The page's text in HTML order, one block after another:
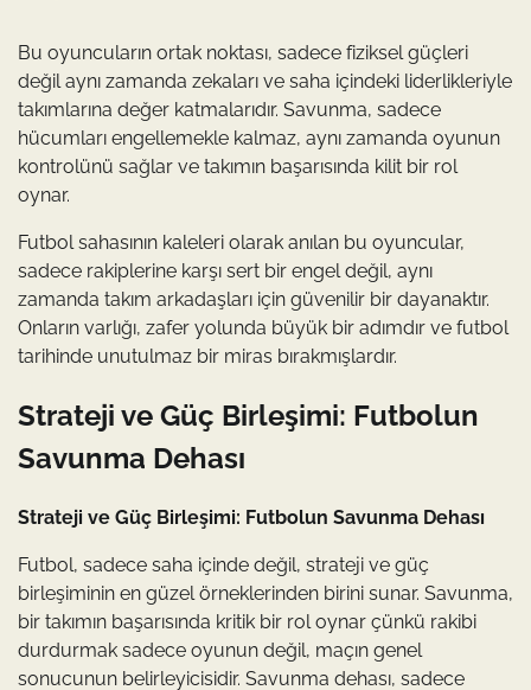
Bu oyuncuların ortak noktası, sadece fiziksel güçleri
değil aynı zamanda zekaları ve saha içindeki liderlikleriyle
takımlarına değer katmalarıdır. Savunma, sadece
hücumları engellemekle kalmaz, aynı zamanda oyunun
kontrolünü sağlar ve takımın başarısında kilit bir rol
oynar.
Futbol sahasının kaleleri olarak anılan bu oyuncular,
sadece rakiplerine karşı sert bir engel değil, aynı
zamanda takım arkadaşları için güvenilir bir dayanaktır.
Onların varlığı, zafer yolunda büyük bir adımdır ve futbol
tarihinde unutulmaz bir miras bırakmışlardır.
Strateji ve Güç Birleşimi: Futbolun
Savunma Dehası
Strateji ve Güç Birleşimi: Futbolun Savunma Dehası
Futbol, sadece saha içinde değil, strateji ve güç
birleşiminin en güzel örneklerinden birini sunar. Savunma,
bir takımın başarısında kritik bir rol oynar çünkü rakibi
durdurmak sadece oyunun değil, maçın genel
sonucunun belirleyicisidir. Savunma dehası, sadece